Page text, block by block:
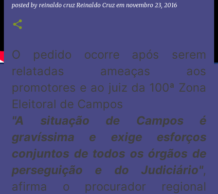
posted by reinaldo cruz Reinaldo Cruz em novembro 23, 2016
O pedido ocorre após serem
relatadas ameaças aos
promotores e ao juiz da 100ª Zona
Eleitoral de Campos
"A situação de Campos é
gravíssima e exige esforços
conjuntos de todos os órgãos de
perseguição e do Judiciário",
afirma o procurador regional